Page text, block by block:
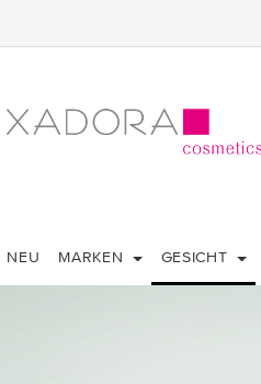
NEU MARKEN GESICHT